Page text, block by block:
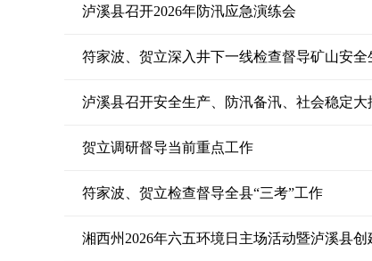
泸溪县召开2026年防汛应急演练会
符家波、贺立深入井下一线检查督导矿山安全
泸溪县召开安全生产、防汛备汛、社会稳定
贺立调研督导当前重点工作
符家波、贺立检查督导全县“三考”工作
湘西州2026年六五环境日主场活动暨泸溪县